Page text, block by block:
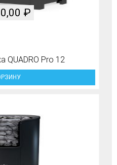
QUADRO Pro 12
₽